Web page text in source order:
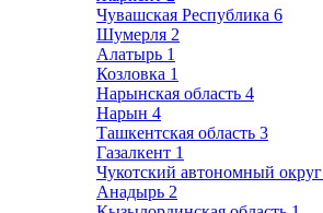
Чувашская Республика 6
Шумерля 2
Алатырь 1
Козловка 1
Нарынская область 4
Нарын 4
Ташкентская область 3
Газалкент 1
Чукотский автономный округ
Анадырь 2